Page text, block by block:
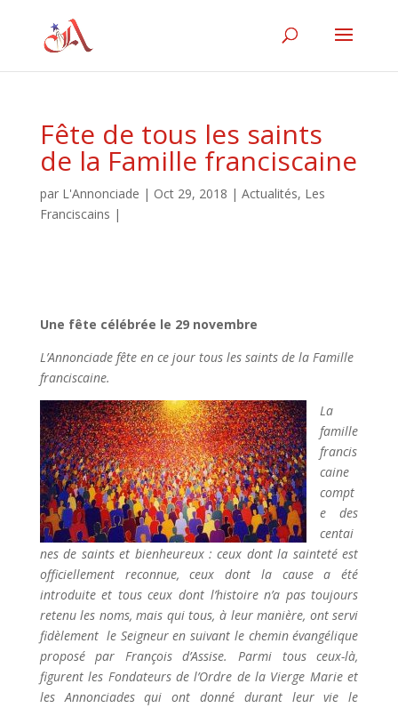
Fête de tous les saints
de la Famille franciscaine
par L'Annonciade | Oct 29, 2018 | Actualités, Les
Franciscains |
Une fête célébrée le 29 novembre
L’Annonciade fête en ce jour tous les saints de la Famille
franciscaine.
La
famille
francis
caine
compt
e des
centai
nes de saints et bienheureux : ceux dont la sainteté est
officiellement reconnue, ceux dont la cause a été
introduite et tous ceux dont l’histoire n’a pas toujours
retenu les noms, mais qui tous, à leur manière, ont servi
fidèlement le Seigneur en suivant le chemin évangélique
proposé par François d’Assise. Parmi tous ceux-là,
figurent les Fondateurs de l’Ordre de la Vierge Marie et
les Annonciades qui ont donné durant leur vie le